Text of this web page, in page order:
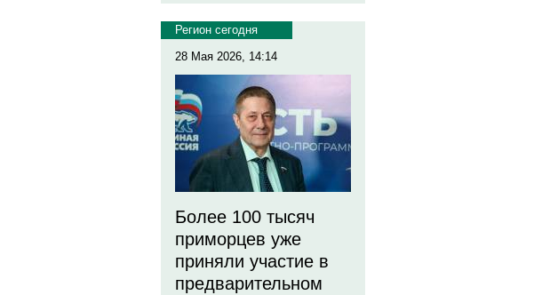
Регион сегодня
28 Мая 2026, 14:14
Более 100 тысяч
приморцев уже
приняли участие в
предварительном